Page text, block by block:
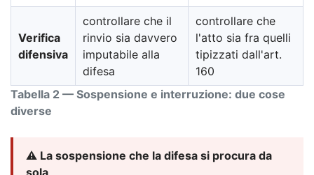
Tabella 2 — Sospensione e interruzione: due cose
diverse
Verifica
difensiva
controllare che il
rinvio sia davvero
imputabile alla
difesa
controllare che
l'atto sia fra quelli
tipizzati dall'art.
160
⚠️ La sospensione che la difesa si procura da
sola